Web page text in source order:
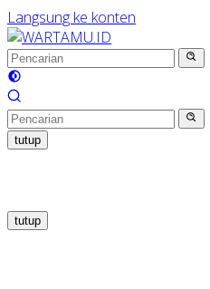
Langsung ke konten
tutup
tutup